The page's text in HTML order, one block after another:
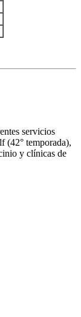
servicios
(42° temporada),
y clínicas de